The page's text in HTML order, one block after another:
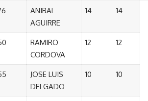
ANIBAL
AGUIRRE
14 14
RAMIRO
CORDOVA
12 12
JOSE LUIS
DELGADO
10 10